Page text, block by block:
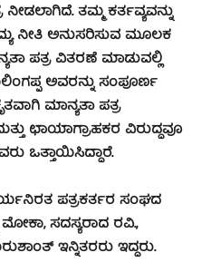
ತಮ್ಮ ಕರ್ತವ್ಯವನ್ನು
ನೀತಿ ಅನುಸರಿಸುವ ಮೂಲಕ
ಪತ್ರ ವಿತರಣೆ ಮಾಡುವಲ್ಲಿ
ಅವರನ್ನು ಸಂಪೂರ್ಣ
ಮಾನ್ಯತಾ ಪತ್ರ
ಛಾಯಾಗ್ರಾಹಕರ ವಿರುದ್ಧವೂ
ಒತ್ತಾಯಿಸಿದ್ದಾರೆ.
ಪತ್ರಕರ್ತರ ಸಂಘದ
ಸದಸ್ಯರಾದ ರವಿ.,
ಇನ್ನಿತರರು ಇದ್ದರು.